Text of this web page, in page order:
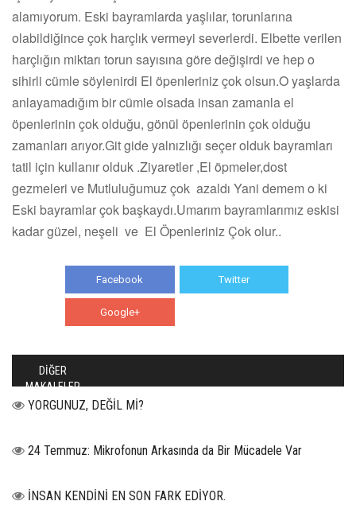
alamıyorum. Eski bayramlarda yaşlılar, torunlarına
olabildiğince çok harçlık vermeyi severlerdi. Elbette verilen
harçlığın miktarı torun sayısına göre değişirdi ve hep o
sihirli cümle söylenirdi El öpenleriniz çok olsun.O yaşlarda
anlayamadığım bir cümle olsada insan zamanla el
öpenlerinin çok olduğu, gönül öpenlerinin çok olduğu
zamanları arıyor.Git gide yalnızlığı seçer olduk bayramları
tatil için kullanır olduk .Ziyaretler ,El öpmeler,dost
gezmeleri ve Mutluluğumuz çok azaldı Yani demem o ki
Eski bayramlar çok başkaydı.Umarım bayramlarımız eskisi
kadar güzel, neşeli ve El Öpenleriniz Çok olur..
Facebook Twitter
Google+
DİĞER
MAKALELER
YORGUNUZ, DEĞİL Mİ?
24 Temmuz: Mikrofonun Arkasında da Bir Mücadele Var
İNSAN KENDİNİ EN SON FARK EDİYOR.